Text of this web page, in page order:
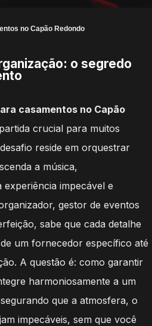
no Capão Redondo
o segredo
casamentos no Capão
crucial para muitos
reside em orquestrar
a música,
impecável e
gestor de eventos
sabe que cada detalhe
um fornecedor específico até
A questão é: como garantir
harmoniosamente a um
que a atmosfera, o
impecáveis, sem que você